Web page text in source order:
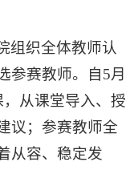
组织全体教师认
参赛教师。自5月
从课堂导入、授
议；参赛教师全
从容、稳定发